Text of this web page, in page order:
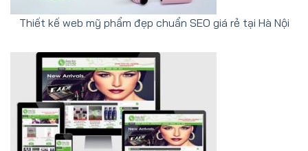
Thiết kế web mỹ phẩm đẹp chuẩn SEO giá rẻ tại Hà Nội